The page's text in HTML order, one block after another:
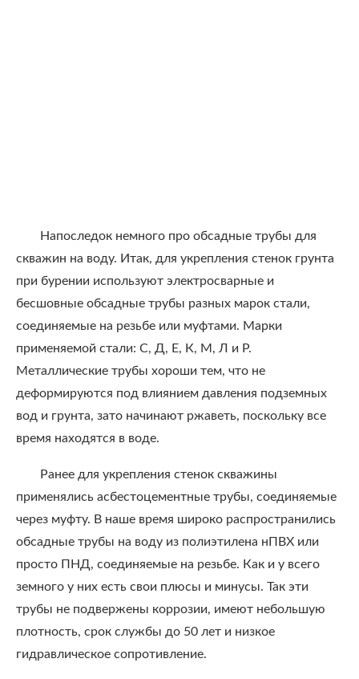
Напоследок немного про обсадные трубы для
скважин на воду. Итак, для укрепления стенок грунта
при бурении используют электросварные и
бесшовные обсадные трубы разных марок стали,
соединяемые на резьбе или муфтами. Марки
применяемой стали: С, Д, Е, К, М, Л и Р.
Металлические трубы хороши тем, что не
деформируются под влиянием давления подземных
вод и грунта, зато начинают ржаветь, поскольку все
время находятся в воде.
Ранее для укрепления стенок скважины
применялись асбестоцементные трубы, соединяемые
через муфту. В наше время широко распространились
обсадные трубы на воду из полиэтилена нПВХ или
просто ПНД, соединяемые на резьбе. Как и у всего
земного у них есть свои плюсы и минусы. Так эти
трубы не подвержены коррозии, имеют небольшую
плотность, срок службы до 50 лет и низкое
гидравлическое сопротивление.